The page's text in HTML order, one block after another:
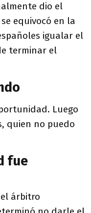
dio el
equivocó en la
igualar el
terminar el
Luego
quien no puedo
fue
el árbitro